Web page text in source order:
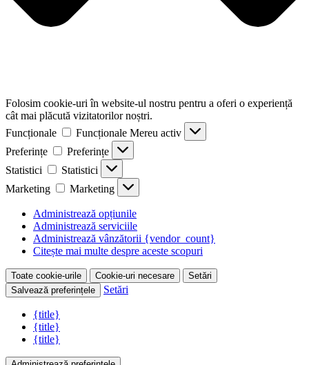
Folosim cookie-uri în website-ul nostru pentru a oferi o experiență
cât mai plăcută vizitatorilor noștri.
Funcționale
Funcționale Mereu activ
Preferințe
Preferințe
Statistici
Statistici
Marketing
Marketing
Administrează opțiunile
Administrează serviciile
Administrează vânzătorii {vendor_count}
Citește mai multe despre aceste scopuri
Toate cookie-urile Cookie-uri necesare
Setări
Salvează preferințele
Setări
{title}
{title}
{title}